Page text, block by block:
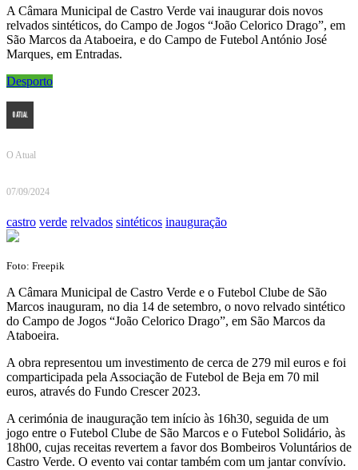
A Câmara Municipal de Castro Verde vai inaugurar dois novos
relvados sintéticos, do Campo de Jogos “João Celorico Drago”, em
São Marcos da Ataboeira, e do Campo de Futebol António José
Marques, em Entradas.
Desporto
O Atual
07/09/2024
castro verde relvados sintéticos inauguração
Foto: Freepik
A Câmara Municipal de Castro Verde e o Futebol Clube de São
Marcos inauguram, no dia 14 de setembro, o novo relvado sintético
do Campo de Jogos “João Celorico Drago”, em São Marcos da
Ataboeira.
A obra representou um investimento de cerca de 279 mil euros e foi
comparticipada pela Associação de Futebol de Beja em 70 mil
euros, através do Fundo Crescer 2023.
A cerimónia de inauguração tem início às 16h30, seguida de um
jogo entre o Futebol Clube de São Marcos e o Futebol Solidário, às
18h00, cujas receitas revertem a favor dos Bombeiros Voluntários de
Castro Verde. O evento vai contar também com um jantar convívio.